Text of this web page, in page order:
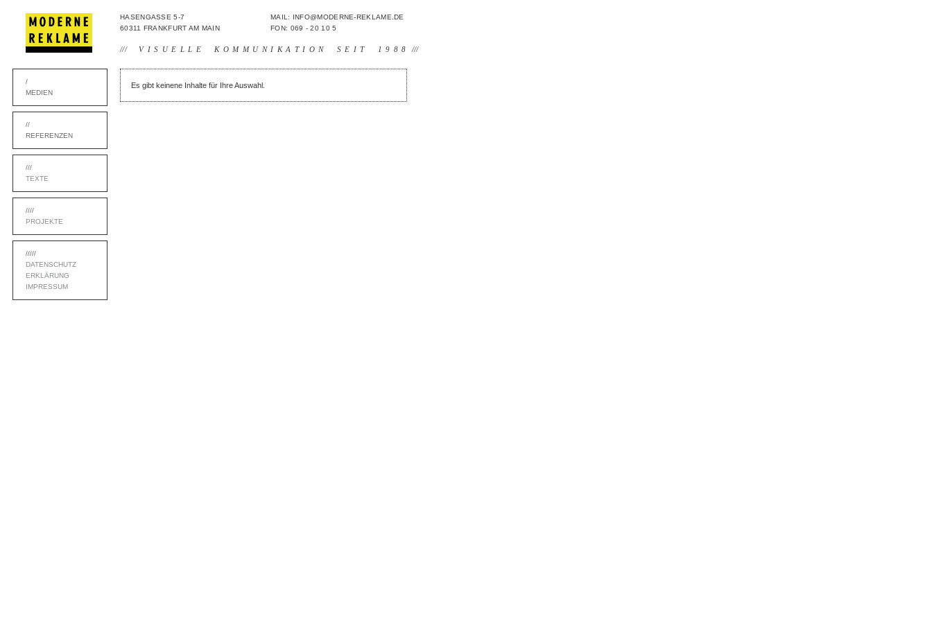
HASENGASSE 5-7
60311 FRANKFURT AM MAIN
MAIL: INFO@MODERNE-REKLAME.DE
FON: 069 - 20 10 5
/// VISUELLE KOMMUNIKATION SEIT 1988 ///
/
MEDIEN
//
REFERENZEN
///
TEXTE
////
PROJEKTE
/////
DATENSCHUTZ
ERKLÄRUNG
IMPRESSUM
Es gibt keinene Inhalte für Ihre Auswahl.